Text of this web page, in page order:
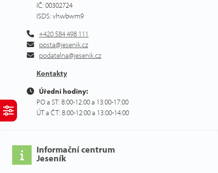
IČ: 00302724
ISDS: vhwbwm9
+420 584 498 111
posta@jesenik.cz
podatelna@jesenik.cz
Kontakty
Úřední hodiny:
PO a ST: 8:00-12:00 a 13:00-17:00
ÚT a ČT: 8:00-12:00 a 13:00-14:00
Informační centrum
Jeseník